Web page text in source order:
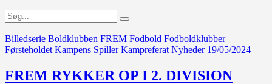
Billedserie Boldklubben FREM Fodbold Fodboldklubber
Førsteholdet Kampens Spiller Kampreferat Nyheder 19/05/2024
FREM RYKKER OP I 2. DIVISION